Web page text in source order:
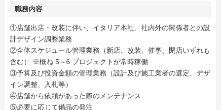
職務内容
①店舗出店・改装に伴い、イタリア本社、社内外の関係者との設
計デザイン調整業務
②全体スケジュール管理業務（新店、改装、催事、閉店いずれも
含む） ※概ね 5～6 プロジェクトが常時稼働
③予算及び投資金額の管理業務（設計及び施工業者の選定、デザ
イン調整、入札等）
④店舗から依頼があった際のメンテナンス
⑤必要に応じて備品の発注